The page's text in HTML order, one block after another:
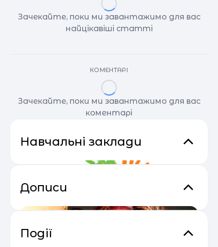
Зачекайте, поки ми завантажимо для вас
найцікавіші статті
КОМЕНТАРІ
Зачекайте, поки ми завантажимо для вас
коментарі
Навчальні заклади
Дописи
Події